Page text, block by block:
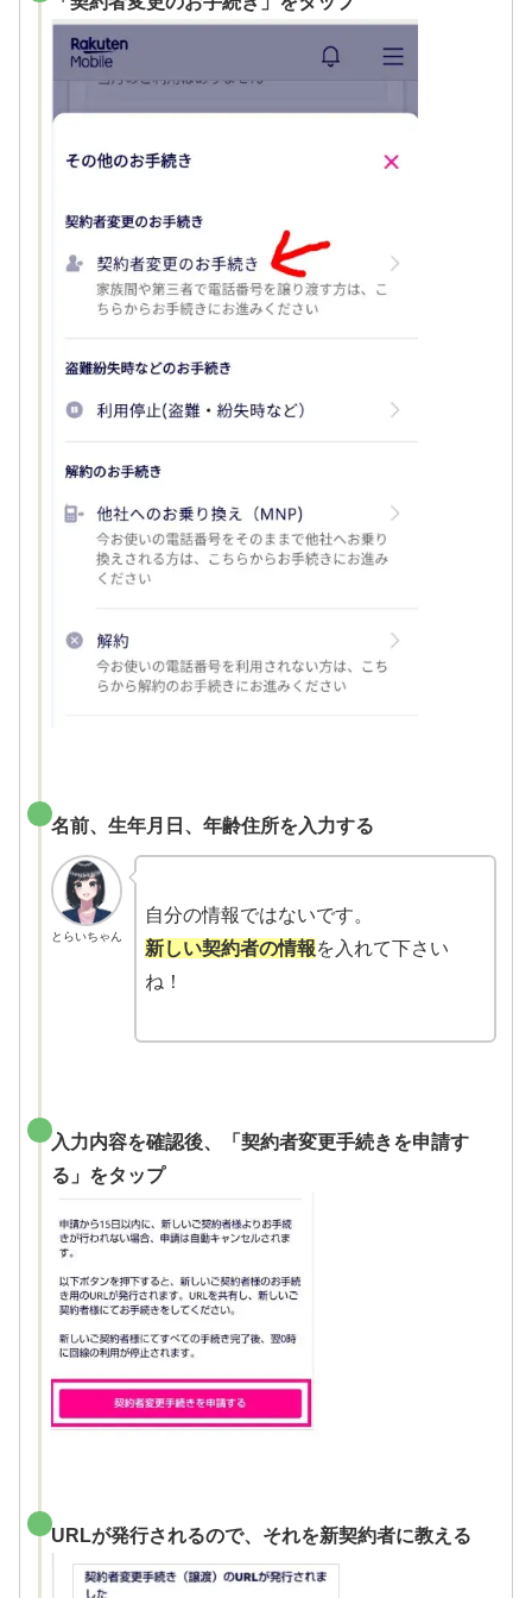
名前、生年月日、年齢住所を入力する
とらいちゃん
自分の情報ではないです。
新しい契約者の情報を入れて下さい
ね！
入力内容を確認後、「契約者変更手続きを申請す
る」をタップ
URLが発行されるので、それを新契約者に教える